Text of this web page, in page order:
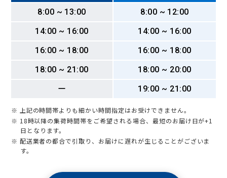
8:00 ~ 13:00
8:00 ~ 12:00
14:00 ~ 16:00
14:00 ~ 16:00
16:00 ~ 18:00
16:00 ~ 18:00
18:00 ~ 21:00
18:00 ~ 20:00
ー
19:00 ~ 21:00
※ 上記の時間帯よりも細かい時間指定はお受けできません。
※ 18時以降の集荷時間帯をご希望される場合、最短のお届け日が+1
日となります。
※ 配送業者の都合で引取り、お届けに遅れが生じることがございま
す。